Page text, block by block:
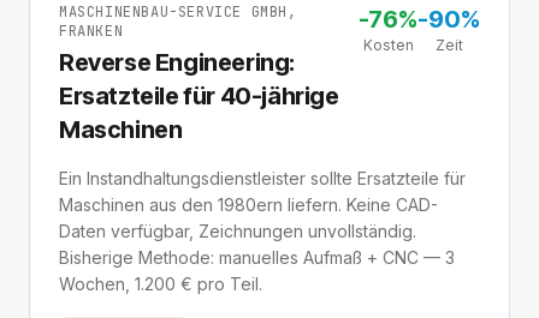
MASCHINENBAU-SERVICE GMBH,
FRANKEN
Reverse Engineering:
Ersatzteile für 40-jährige
Maschinen
-76%
Kosten
-90%
Zeit
Ein Instandhaltungsdienstleister sollte Ersatzteile für
Maschinen aus den 1980ern liefern. Keine CAD-
Daten verfügbar, Zeichnungen unvollständig.
Bisherige Methode: manuelles Aufmaß + CNC — 3
Wochen, 1.200 € pro Teil.